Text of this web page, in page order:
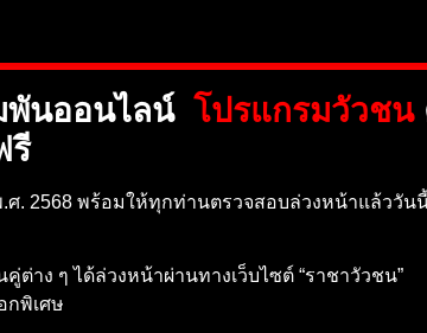
พันออนไลน์ โปรแกรมวัวชน
รี
. 2568 พร้อมให้ทุกท่านตรวจสอบล่วงหน้าแล้ววัน
าง ๆ ได้ล่วงหน้าผ่านทางเว็บไซต์ “ราชาวัวชน”
กพิเศษ